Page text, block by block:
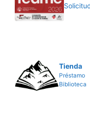
Tienda
Préstamo
Biblioteca